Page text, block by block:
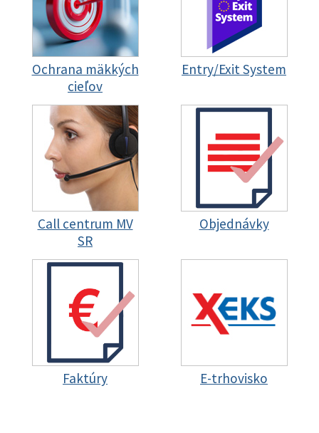
Ochrana mäkkých
cieľov
Entry/Exit System
Call centrum MV
SR
Objednávky
Faktúry E-trhovisko